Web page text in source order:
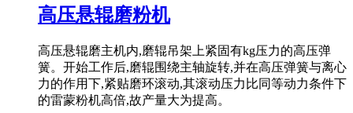
高压悬辊磨粉机
高压悬辊磨主机内,磨辊吊架上紧固有kg压力的高压弹
簧。开始工作后,磨辊围绕主轴旋转,并在高压弹簧与离心
力的作用下,紧贴磨环滚动,其滚动压力比同等动力条件下
的雷蒙粉机高倍,故产量大为提高。